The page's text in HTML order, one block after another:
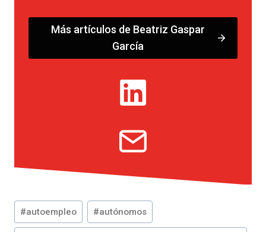
Más artículos de Beatriz Gaspar
García
Etiquetas
de
#autoempleo #autónomos